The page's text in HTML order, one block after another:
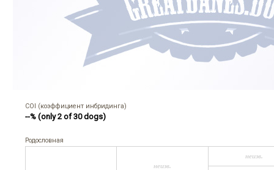
COI (коэффициент инбридинга)
--% (only 2 of 30 dogs)
Родословная
неизв.
неизв.